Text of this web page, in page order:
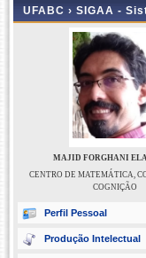
UFABC › SIGAA -
MAJID FORGHANI
CENTRO DE MATEMÁTICA,
COGNIÇÃO
Perfil Pessoal
Produção Intelectual